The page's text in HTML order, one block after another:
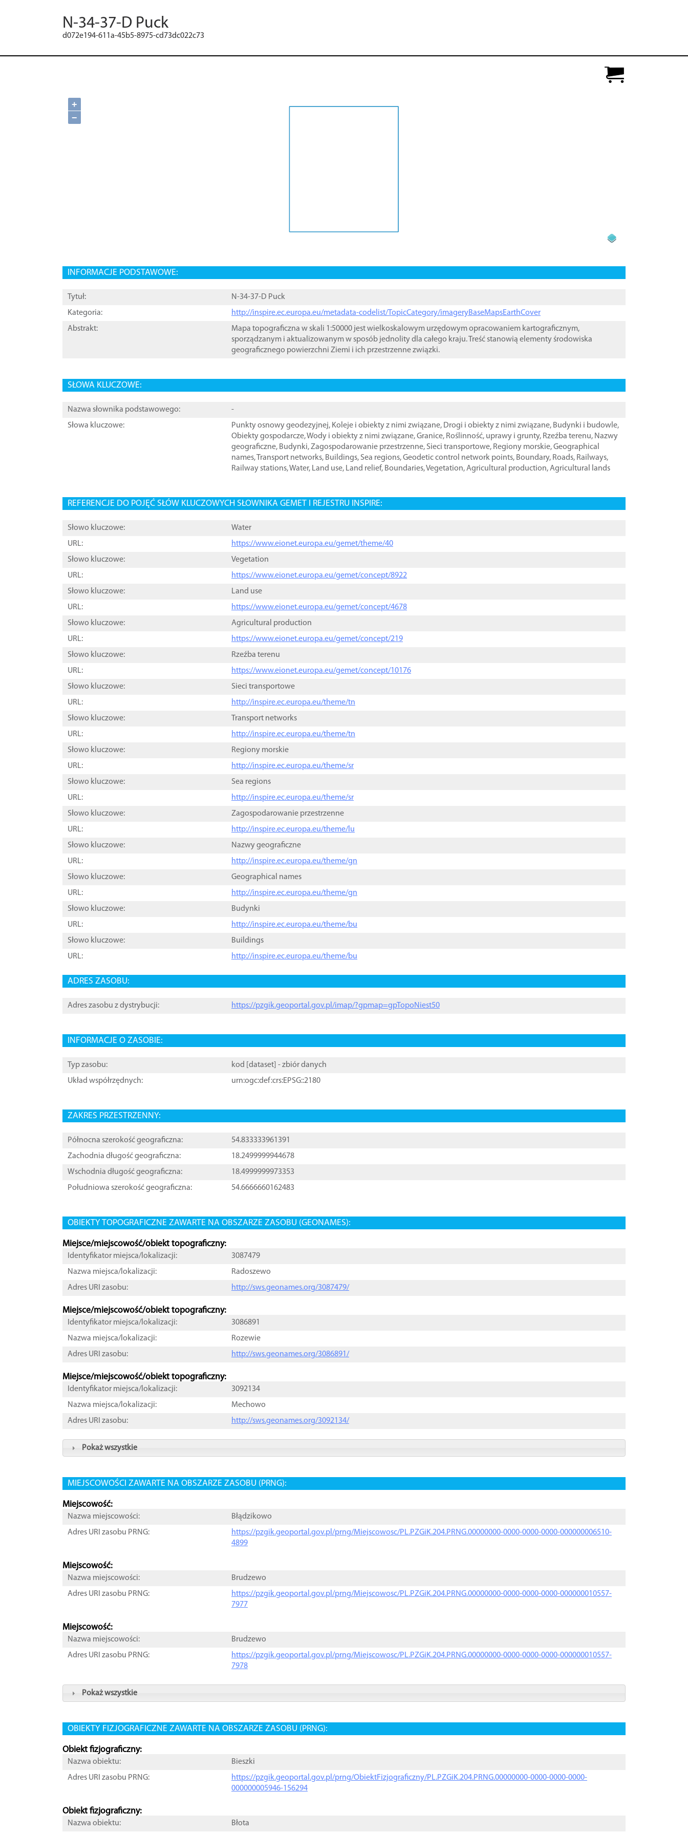
N-34-37-D Puck
d072e194-611a-45b5-8975-cd73dc022c73
+
−
INFORMACJE PODSTAWOWE:
Tytuł:
N-34-37-D Puck
Kategoria:
http://inspire.ec.europa.eu/metadata-codelist/TopicCategory/imageryBaseMapsEarthCover
Abstrakt:
Mapa topograficzna w skali 1:50000 jest wielkoskalowym urzędowym opracowaniem kartograficznym,
sporządzanym i aktualizowanym w sposób jednolity dla całego kraju. Treść stanowią elementy środowiska
geograficznego powierzchni Ziemi i ich przestrzenne związki.
SŁOWA KLUCZOWE:
Nazwa słownika podstawowego:
-
Słowa kluczowe:
Punkty osnowy geodezyjnej, Koleje i obiekty z nimi związane, Drogi i obiekty z nimi związane, Budynki i budowle,
Obiekty gospodarcze,Wody i obiekty z nimi związane,Granice, Roślinność, uprawy i grunty, Rzeźba terenu, Nazwy
geograficzne, Budynki,Zagospodarowanie przestrzenne, Sieci transportowe, Regiony morskie,Geographical
names,Transport networks, Buildings, Sea regions,Geodetic control network points, Boundary, Roads, Railways,
Railway stations,Water, Land use, Land relief, Boundaries,Vegetation,Agricultural production,Agricultural lands
REFERENCJE DO POJĘĆ SŁÓW KLUCZOWYCH SŁOWNIKA GEMET I REJESTRU INSPIRE:
Słowo kluczowe:
Water
URL:
https://www.eionet.europa.eu/gemet/theme/40
Słowo kluczowe:
Vegetation
URL:
https://www.eionet.europa.eu/gemet/concept/8922
Słowo kluczowe:
Land use
URL:
https://www.eionet.europa.eu/gemet/concept/4678
Słowo kluczowe:
Agricultural production
URL:
https://www.eionet.europa.eu/gemet/concept/219
Słowo kluczowe:
Rzeźba terenu
URL:
https://www.eionet.europa.eu/gemet/concept/10176
Słowo kluczowe:
Sieci transportowe
URL:
http://inspire.ec.europa.eu/theme/tn
Słowo kluczowe:
Transport networks
URL:
http://inspire.ec.europa.eu/theme/tn
Słowo kluczowe:
Regiony morskie
URL:
http://inspire.ec.europa.eu/theme/sr
Słowo kluczowe:
Sea regions
URL:
http://inspire.ec.europa.eu/theme/sr
Słowo kluczowe:
Zagospodarowanie przestrzenne
URL:
http://inspire.ec.europa.eu/theme/lu
Słowo kluczowe:
Nazwy geograficzne
URL:
http://inspire.ec.europa.eu/theme/gn
Słowo kluczowe:
Geographical names
URL:
http://inspire.ec.europa.eu/theme/gn
Słowo kluczowe:
Budynki
URL:
http://inspire.ec.europa.eu/theme/bu
Słowo kluczowe:
Buildings
URL:
http://inspire.ec.europa.eu/theme/bu
ADRES ZASOBU:
Adres zasobu z dystrybucji: https://pzgik.geoportal.gov.pl/imap/?gpmap=gpTopoNiest50
INFORMACJE O ZASOBIE:
Typ zasobu: kod [ dataset ] - zbiór danych
Układ współrzędnych:
urn:ogc:def:crs:EPSG::2180
ZAKRES PRZESTRZENNY:
Północna szerokość geograficzna:
54.833333961391
Zachodnia długość geograficzna:
18.2499999944678
Wschodnia długość geograficzna:
18.4999999973353
Południowa szerokość geograficzna:
54.6666660162483
OBIEKTY TOPOGRAFICZNE ZAWARTE NA OBSZARZE ZASOBU (GEONAMES):
Miejsce/miejscowość/obiekt topograficzny:
Identyfikator miejsca/lokalizacji:
3087479
Nazwa miejsca/lokalizacji:
Radoszewo
Adres URI zasobu:
http://sws.geonames.org/3087479/
Miejsce/miejscowość/obiekt topograficzny:
Identyfikator miejsca/lokalizacji:
3086891
Nazwa miejsca/lokalizacji:
Rozewie
Adres URI zasobu:
http://sws.geonames.org/3086891/
Miejsce/miejscowość/obiekt topograficzny:
Identyfikator miejsca/lokalizacji:
3092134
Nazwa miejsca/lokalizacji:
Mechowo
Adres URI zasobu:
http://sws.geonames.org/3092134/
Pokaż wszystkie
MIEJSCOWOŚCI ZAWARTE NA OBSZARZE ZASOBU (PRNG):
Miejscowość:
Nazwa miejscowości:
Błądzikowo
Adres URI zasobu PRNG:
https://pzgik.geoportal.gov.pl/prng/Miejscowosc/PL.PZGiK.204.PRNG.00000000-0000-0000-0000-000000006510-
4899
Miejscowość:
Nazwa miejscowości:
Brudzewo
Adres URI zasobu PRNG:
https://pzgik.geoportal.gov.pl/prng/Miejscowosc/PL.PZGiK.204.PRNG.00000000-0000-0000-0000-000000010557-
7977
Miejscowość:
Nazwa miejscowości:
Brudzewo
Adres URI zasobu PRNG:
https://pzgik.geoportal.gov.pl/prng/Miejscowosc/PL.PZGiK.204.PRNG.00000000-0000-0000-0000-000000010557-
7978
Pokaż wszystkie
OBIEKTY FIZJOGRAFICZNE ZAWARTE NA OBSZARZE ZASOBU (PRNG):
Obiekt fizjograficzny:
Nazwa obiektu:
Bieszki
Adres URI zasobu PRNG:
https://pzgik.geoportal.gov.pl/prng/ObiektFizjograficzny/PL.PZGiK.204.PRNG.00000000-0000-0000-0000-
000000005946-156294
Obiekt fizjograficzny:
Nazwa obiektu: Błota